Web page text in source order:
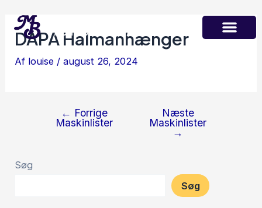
indholdet
Martin Børsting A/S
DAPA Halmanhænger
Af louise /august 26, 2024
← Forrige
Maskinlister
Næste
Maskinlister
→
Søg
Søg